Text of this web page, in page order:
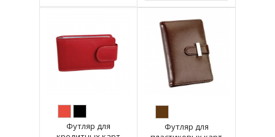
Футляр для
Футляр для